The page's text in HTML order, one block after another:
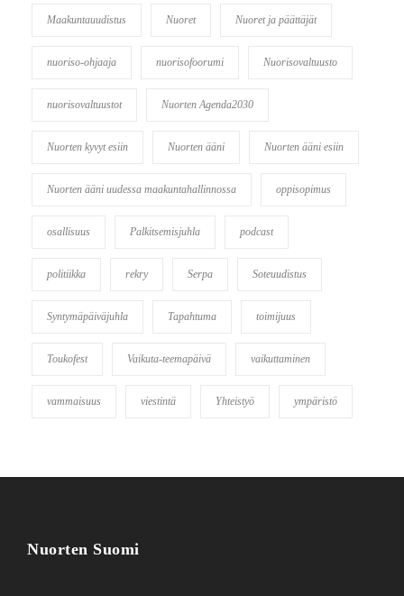
Maakuntauudistus Nuoret Nuoret ja päättäjät
nuoriso-ohjaaja nuorisofoorumi Nuorisovaltuusto
nuorisovaltuustot Nuorten Agenda2030
Nuorten kyvyt esiin Nuorten ääni Nuorten ääni esiin
Nuorten ääni uudessa maakuntahallinnossa oppisopimus
osallisuus Palkitsemisjuhla podcast
politiikka rekry Serpa Soteuudistus
Syntymäpäiväjuhla Tapahtuma toimijuus
Toukofest Vaikuta-teemapäivä vaikuttaminen
vammaisuus viestintä Yhteistyö ympäristö
Nuorten Suomi